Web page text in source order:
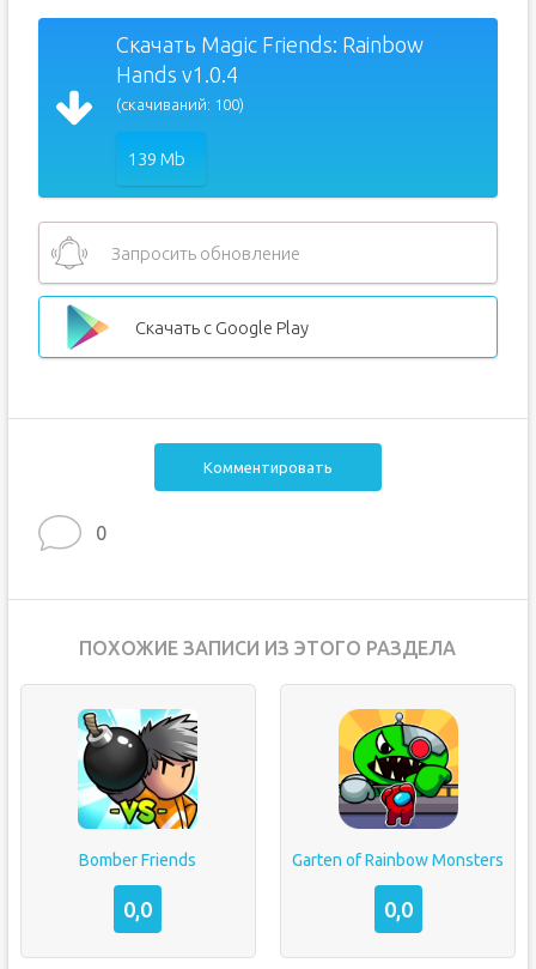
Скачать Magic Friends: Rainbow
Hands v1.0.4
(скачиваний: 100)
139 Mb
Запросить обновление
Скачать с Google Play
Комментировать
0
ПОХОЖИЕ ЗАПИСИ ИЗ ЭТОГО РАЗДЕЛА
Bomber Friends
0,0
Garten of Rainbow Monsters
0,0